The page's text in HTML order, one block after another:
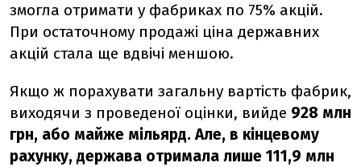
змогла отримати у фабриках по 75% акцій.
При остаточному продажі ціна державних
акцій стала ще вдвічі меншою.
Якщо ж порахувати загальну вартість фабрик,
виходячи з проведеної оцінки, вийде 928 млн
грн, або майже мільярд. Але, в кінцевому
рахунку, держава отримала лише 111,9 млн